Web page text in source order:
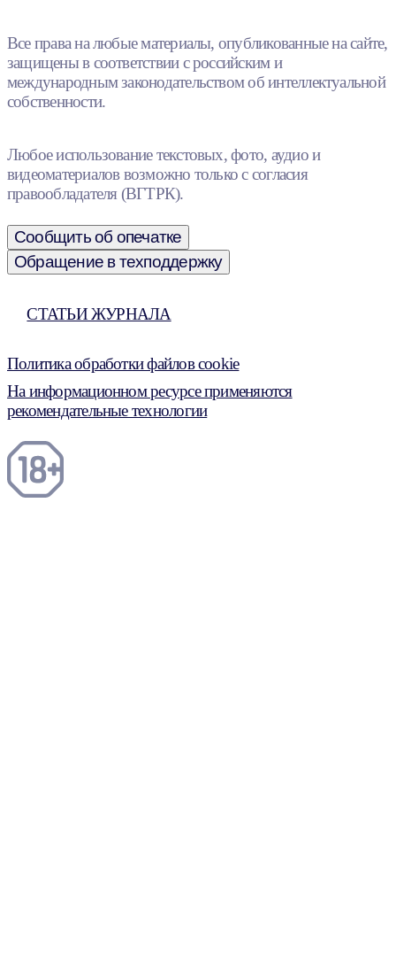
Все права на любые материалы, опубликованные на сайте,
защищены в соответствии с российским и
международным законодательством об интеллектуальной
собственности.
Любое использование текстовых, фото, аудио и
видеоматериалов возможно только с согласия
правообладателя (ВГТРК).
Сообщить об опечатке
Обращение в техподдержку
СТАТЬИ ЖУРНАЛА
Политика обработки файлов cookie
На информационном ресурсе применяются
рекомендательные технологии